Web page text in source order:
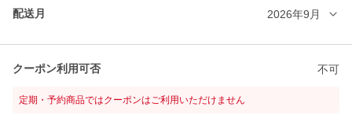
配送月 2026年9月
クーポン利用可否 不可
定期・予約商品ではクーポンはご利用いただけません